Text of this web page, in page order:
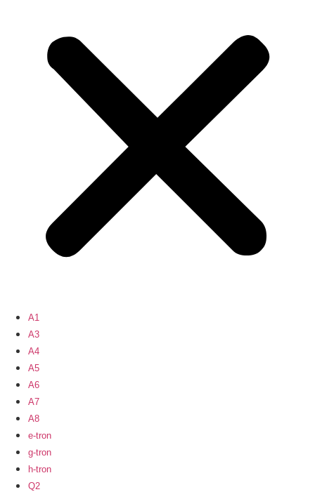
A1
A3
A4
A5
A6
A7
A8
e-tron
g-tron
h-tron
Q2